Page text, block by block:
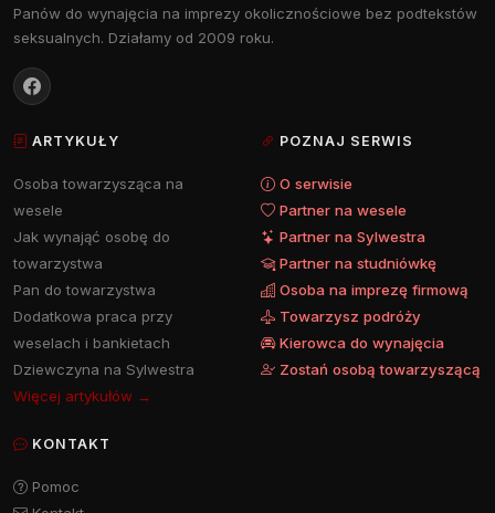
Panów do wynajęcia na imprezy okolicznościowe bez podtekstów
seksualnych. Działamy od 2009 roku.
ARTYKUŁY
Osoba towarzysząca na
wesele
Jak wynająć osobę do
towarzystwa
Pan do towarzystwa
Dodatkowa praca przy
weselach i bankietach
Dziewczyna na Sylwestra
Więcej artykułów →
POZNAJ SERWIS
O serwisie
Partner na wesele
Partner na Sylwestra
Partner na studniówkę
Osoba na imprezę firmową
Towarzysz podróży
Kierowca do wynajęcia
Zostań osobą towarzyszącą
KONTAKT
Pomoc